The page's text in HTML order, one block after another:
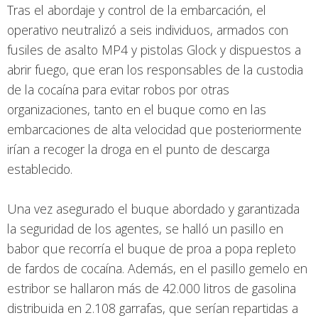
Tras el abordaje y control de la embarcación, el
operativo neutralizó a seis individuos, armados con
fusiles de asalto MP4 y pistolas Glock y dispuestos a
abrir fuego, que eran los responsables de la custodia
de la cocaína para evitar robos por otras
organizaciones, tanto en el buque como en las
embarcaciones de alta velocidad que posteriormente
irían a recoger la droga en el punto de descarga
establecido.
Una vez asegurado el buque abordado y garantizada
la seguridad de los agentes, se halló un pasillo en
babor que recorría el buque de proa a popa repleto
de fardos de cocaína. Además, en el pasillo gemelo en
estribor se hallaron más de 42.000 litros de gasolina
distribuida en 2.108 garrafas, que serían repartidas a